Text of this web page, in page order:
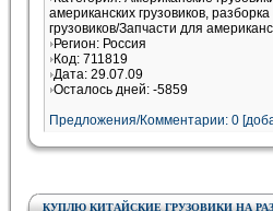
американских грузовиков,
грузовиков/Запчасти для
Регион: Россия
Код: 711819
Дата: 29.07.09
Осталось дней: -5859
Предложения/Комментарии: 0
КУПЛЮ КИТАЙСКИЕ ГРУЗОВИКИ НА